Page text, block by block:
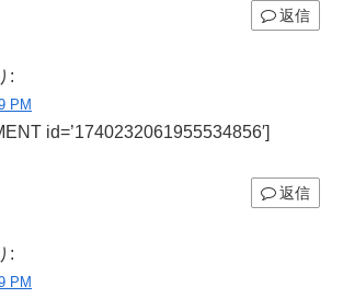
返信
:
PM
id=’1740232061955534856′]
返信
:
PM